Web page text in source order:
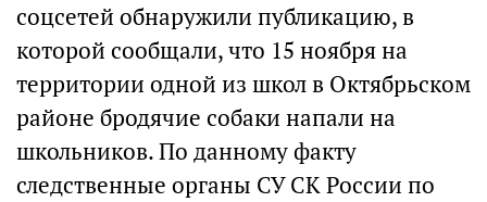
соцсетей обнаружили публикацию, в
которой сообщали, что 15 ноября на
территории одной из школ в Октябрьском
районе бродячие собаки напали на
школьников. По данному факту
следственные органы СУ СК России по